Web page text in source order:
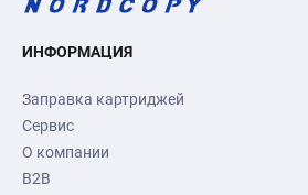
ИНФОРМАЦИЯ
Заправка картриджей
Сервис
О компании
B2B